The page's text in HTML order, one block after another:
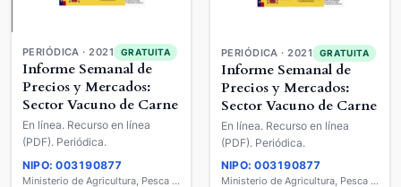
PERIÓDICA · 2021 GRATUITA
Informe Semanal de
Precios y Mercados:
Sector Vacuno de Carne
En línea. Recurso en línea
(PDF). Periódica.
NIPO: 003190877
Ministerio de Agricultura, Pesca y Alimentación
PERIÓDICA · 2021 GRATUITA
Informe Semanal de
Precios y Mercados:
Sector Vacuno de Carne
En línea. Recurso en línea
(PDF). Periódica.
NIPO: 003190877
Ministerio de Agricultura, Pesca y Alimentación